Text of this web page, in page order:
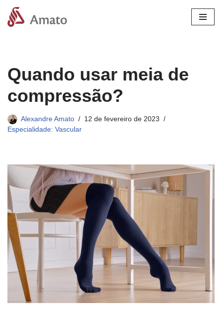
Pular
Quando usar meia de
compressão?
Alexandre Amato
12 de fevereiro de 2023
Especialidade: Vascular